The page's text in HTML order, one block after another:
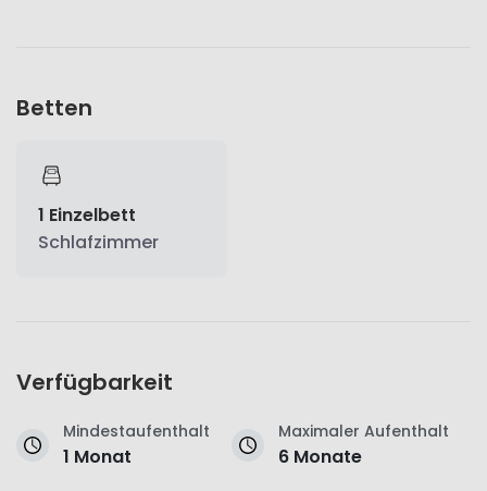
Betten
1 Einzelbett
Schlafzimmer
Verfügbarkeit
Mindestaufenthalt
1 Monat
Maximaler Aufenthalt
6 Monate